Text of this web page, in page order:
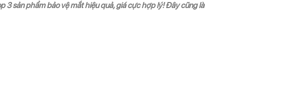
3 sản phẩm bảo vệ mắt hiệu quả, giá cực hợp lý! Đây cũng là